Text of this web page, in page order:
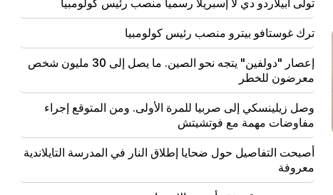
22:30
لا ينبغي أن يقف الكاثوليكوس أمام المحكمة الأرمنية، وهذا
كل شيء، والباقي ليس موضوعاً للنقاش. المحامي (فيديو)
21:42
أصبحت التفاصيل حول ضحايا إطلاق النار في المدرسة
التايلاندية معروفة
21:30
أين ذهب النوع الأرمني المتطلب؟ كارين نالتشاجيان تتحدث
عن تكوين النفس الأرمنية الوجه الوطني (فيديو)
21:25
تولى أبيلاردو دي لا إسبريلا رسميا منصب رئيس كولومبيا
ترك غوستافو بيترو منصب رئيس كولومبيا
إعصار "دولفين" يتجه نحو الصين. ما يصل إلى 30 مليون شخص
معرضون للخطر
وصل زيلينسكي إلى صربيا للمرة الأولى. ومن المتوقع إجراء
مفاوضات مهمة مع فوتشيتش
أصبحت التفاصيل حول ضحايا إطلاق النار في المدرسة التايلاندية
معروفة